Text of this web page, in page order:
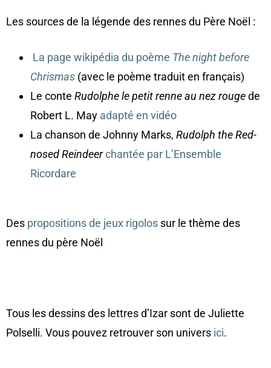
Les sources de la légende des rennes du Père Noël :
La page wikipédia du poème The night before
Chrismas (avec le poème traduit en français)
Le conte Rudolphe le petit renne au nez rougede
Robert L. May adapté en vidéo
La chanson de Johnny Marks, Rudolph the Red-
nosed Reindeerchantée par L’Ensemble
Ricordare
Des propositions de jeux rigolos sur le thème des
rennes du père Noël
Tous les dessins des lettres d’Izar sont de Juliette
Polselli. Vous pouvez retrouver son univers ici.